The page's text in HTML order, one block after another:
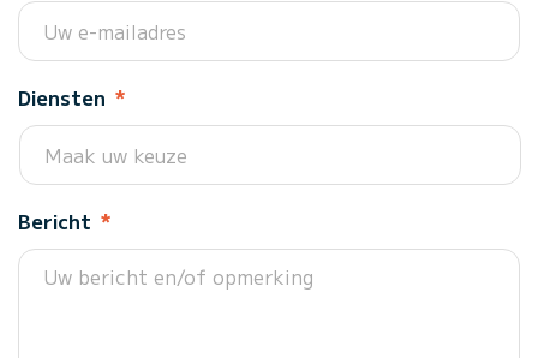
Diensten *
Bericht *